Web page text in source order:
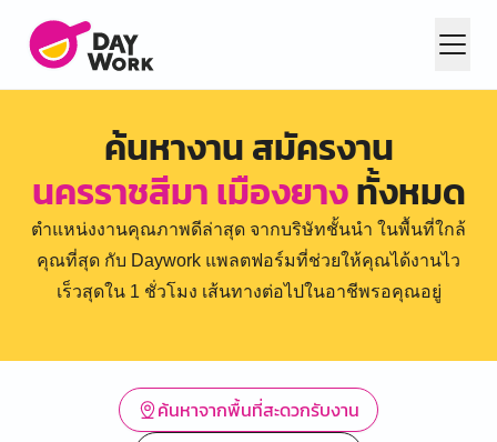
ค้นหางาน สมัครงาน
นครราชสีมา เมืองยางทั้งหมด
ตำแหน่งงานคุณภาพดีล่าสุด จากบริษัทชั้นนำ ในพื้นที่ใกล้
คุณที่สุด กับ Daywork แพลตฟอร์มที่ช่วยให้คุณได้งานไว
เร็วสุดใน 1 ชั่วโมง เส้นทางต่อไปในอาชีพรอคุณอยู่
ค้นหาจากพื้นที่สะดวกรับงาน